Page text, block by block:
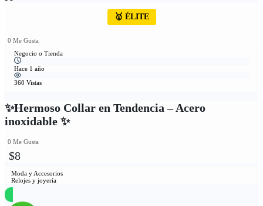
🥇 ÉLITE
0 Me Gusta
Negocio o Tienda
Hace 1 año
360 Vistas
✨Hermoso Collar en Tendencia – Acero
inoxidable ✨
0 Me Gusta
$8
Moda y Accesorios
Relojes y joyería